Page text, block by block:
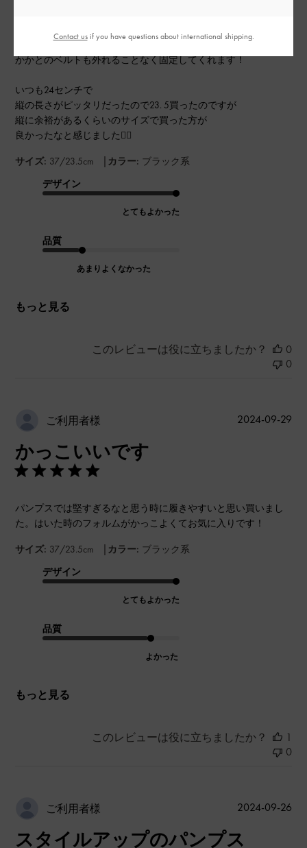
ヒールも高めですがとてもお気に入りです！！
かかとのベルトも外れることなく固定してくれます！
いつも24センチで
縦の長さがピッタリだったので23. 5買ったのですが
縦に余裕があるくらいのサイズで買った方が
良かったなと感じました😵‍💫
サイズ: 37/23.5cm | カラー: ブラック系
デザイン
とてもよかった
品質
あまりよくなかった
もっと見る
このレビューは役に立ちましたか？
0
0
ご利用者様
かっこいいです
パンプスでは堅すぎるなと思う時に履きやすいと思い買いまし
た。はいた時のフォルムがかっこよくてお気に入りです！
サイズ: 37/23.5cm | カラー: ブラック系
デザイン
とてもよかった
品質
よかった
もっと見る
公
2024-09-29
このレビューは役に立ちましたか？
1
0
ご利用者様
スタイルアップのパンプス
公
2024-09-26
Contact usif you have questions about international shipping.